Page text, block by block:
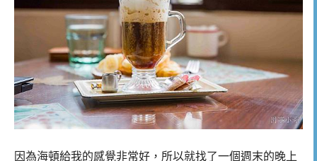
因為海頓給我的感覺非常好，所以就找了一個週末的晚上